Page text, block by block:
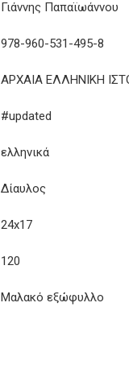
Γιάννης Παπαϊωάννου
978-960-531-495-8
ΑΡΧΑΙΑ ΕΛΛΗΝΙΚΗ
#updated
ελληνικά
Δίαυλος
24x17
120
Μαλακό εξώφυλλο